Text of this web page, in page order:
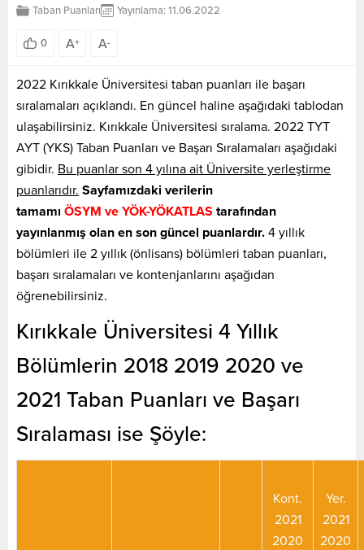
Taban Puanları Yayınlama: 11.06.2022
0 A+ A-
2022 Kırıkkale Üniversitesi taban puanları ile başarı
sıralamaları açıklandı. En güncel haline aşağıdaki tablodan
ulaşabilirsiniz. Kırıkkale Üniversitesi sıralama. 2022 TYT
AYT (YKS) Taban Puanları ve Başarı Sıralamaları aşağıdaki
gibidir. Bu puanlar son 4 yılına ait Üniversite yerleştirme
puanlarıdır. Sayfamızdaki verilerin
tamamı ÖSYM ve YÖK-YÖKATLAS tarafından
yayınlanmış olan en son güncel puanlardır. 4 yıllık
bölümleri ile 2 yıllık (önlisans) bölümleri taban puanları,
başarı sıralamaları ve kontenjanlarını aşağıdan
öğrenebilirsiniz.
Kırıkkale Üniversitesi 4 Yıllık
Bölümlerin 2018 2019 2020 ve
2021 Taban Puanları ve Başarı
Sıralaması ise Şöyle:
Kont.
2021
2020
Yer.
2021
2020